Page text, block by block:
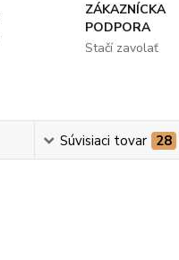
ZÁKAZNÍCKA
PODPORA
Stačí zavolať
Súvisiaci tovar 28